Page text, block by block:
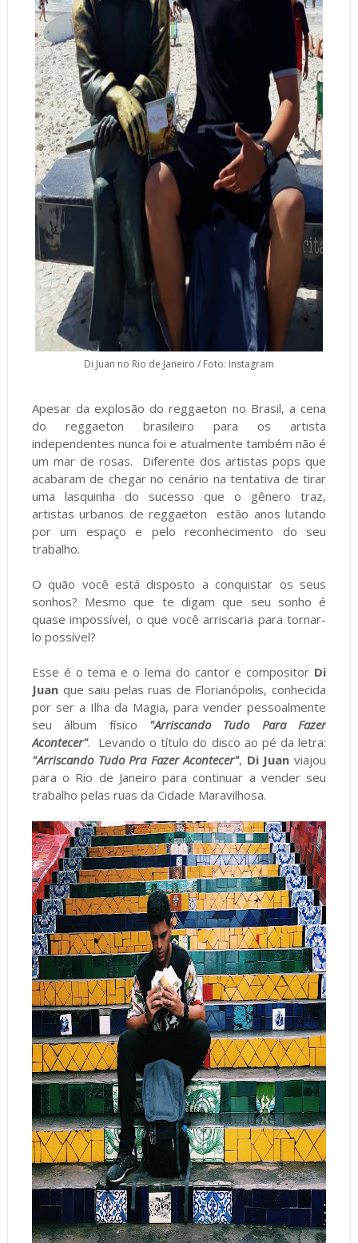
Di Juan no Rio de Janeiro / Foto: Instagram
Apesar da explosão do reggaeton no Brasil, a cena
do reggaeton brasileiro para os artista
independentes nunca foi e atualmente também não é
um mar de rosas. Diferente dos artistas pops que
acabaram de chegar no cenário na tentativa de tirar
uma lasquinha do sucesso que o gênero traz,
artistas urbanos de reggaeton estão anos lutando
por um espaço e pelo reconhecimento do seu
trabalho.
O quão você está disposto a conquistar os seus
sonhos? Mesmo que te digam que seu sonho é
quase impossível, o que você arriscaria para tornar-
lo possível?
Esse é o tema e o lema do cantor e compositor Di
Juanque saiu pelas ruas de Florianópolis, conhecida
por ser a Ilha da Magia, para vender pessoalmente
seu álbum físico "Arriscando Tudo Para Fazer
Acontecer". Levando o título do disco ao pé da letra:
"Arriscando Tudo Pra Fazer Acontecer", Di Juan viajou
para o Rio de Janeiro para continuar a vender seu
trabalho pelas ruas da Cidade Maravilhosa.